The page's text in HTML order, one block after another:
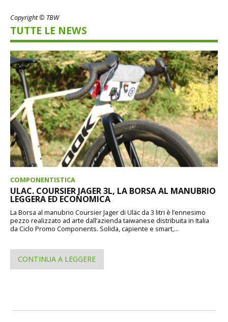
Copyright © TBW
TUTTE LE NEWS
COMPONENTISTICA
ULAC. COURSIER JAGER 3L, LA BORSA AL MANUBRIO
LEGGERA ED ECONOMICA
La Borsa al manubrio Coursier Jager di Uläc da 3 litri è l’ennesimo
pezzo realizzato ad arte dall’azienda taiwanese distribuita in Italia
da Ciclo Promo Components. Solida, capiente e smart,...
CONTINUA A LEGGERE